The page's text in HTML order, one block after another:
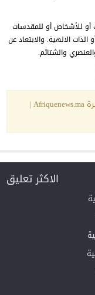
أو للأشخاص أو للمقدسات
الذات الالهية. والابتعاد عن
والشتائم.
ان كل ما يندرج ضمن تعليقات القرّاء لا يعبّر بأي شكل من الأشكال عن آراء اسرة Afriquenews.ma |
الاكثر تعليق